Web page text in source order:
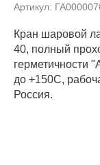
Артикул:
Кран шаровой
40, полный
герметичности
до +150С,
Россия.